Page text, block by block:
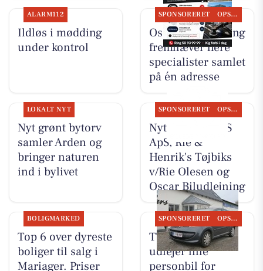
ALARM112
Ildløs i mødding
under kontrol
SPONSORERET OPSLAGSTAVLEN
Oscar Biludlejning
fremhæver flere
specialister samlet
på én adresse
LOKALT NYT
Nyt grønt bytorv
samler Arden og
bringer naturen
ind i bylivet
SPONSORERET OPSLAGSTAVLEN
Nyt fra TT CARS
ApS, Rie &
Henrik's Tøjbiks
v/Rie Olesen og
Oscar Biludlejning
BOLIGMARKED
Top 6 over dyreste
boliger til salg i
Mariager. Priser
SPONSORERET OPSLAGSTAVLEN
TT CARS ApS
udlejer lille
personbil for